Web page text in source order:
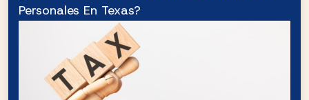
Personales En Texas?